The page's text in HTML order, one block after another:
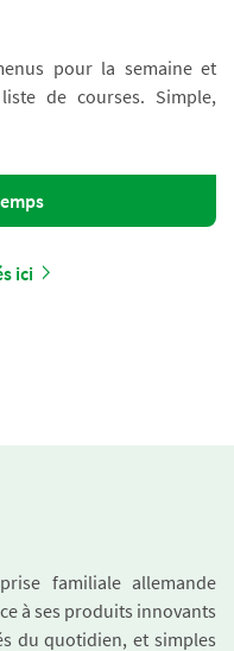
pour la semaine et
de courses. Simple,
ici
familiale allemande
à ses produits innovants
du quotidien, et simples